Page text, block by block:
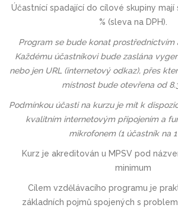
Účastnící spadající do cílové skupiny mají
% (sleva na DPH).
Program se bude konat prostřednictvím
Každému účastníkovi bude zaslána
nebo jen URL (internetový odkaz), přes
místnost bude otevřena od
Podmínkou účasti na kurzu je mít k
kvalitním internetovým připojením a
mikrofonem(1 účastník na
Kurz je akreditován u MPSV pod
minimum
Cílem vzdělávacího programu je
základních pojmů spojených s